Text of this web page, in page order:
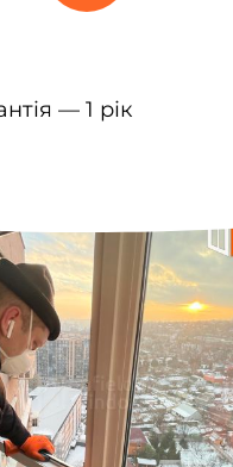
— 1 рік